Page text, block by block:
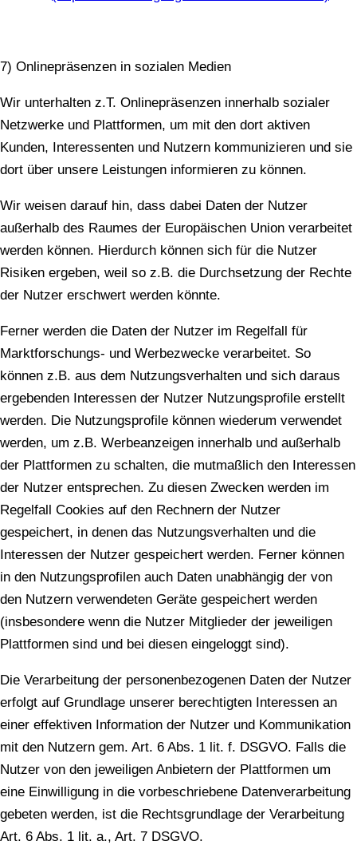
7) Onlinepräsenzen in sozialen Medien
Wir unterhalten z.T. Onlinepräsenzen innerhalb sozialer
Netzwerke und Plattformen, um mit den dort aktiven
Kunden, Interessenten und Nutzern kommunizieren und sie
dort über unsere Leistungen informieren zu können.
Wir weisen darauf hin, dass dabei Daten der Nutzer
außerhalb des Raumes der Europäischen Union verarbeitet
werden können. Hierdurch können sich für die Nutzer
Risiken ergeben, weil so z.B. die Durchsetzung der Rechte
der Nutzer erschwert werden könnte.
Ferner werden die Daten der Nutzer im Regelfall für
Marktforschungs- und Werbezwecke verarbeitet. So
können z.B. aus dem Nutzungsverhalten und sich daraus
ergebenden Interessen der Nutzer Nutzungsprofile erstellt
werden. Die Nutzungsprofile können wiederum verwendet
werden, um z.B. Werbeanzeigen innerhalb und außerhalb
der Plattformen zu schalten, die mutmaßlich den Interessen
der Nutzer entsprechen. Zu diesen Zwecken werden im
Regelfall Cookies auf den Rechnern der Nutzer
gespeichert, in denen das Nutzungsverhalten und die
Interessen der Nutzer gespeichert werden. Ferner können
in den Nutzungsprofilen auch Daten unabhängig der von
den Nutzern verwendeten Geräte gespeichert werden
(insbesondere wenn die Nutzer Mitglieder der jeweiligen
Plattformen sind und bei diesen eingeloggt sind).
Die Verarbeitung der personenbezogenen Daten der Nutzer
erfolgt auf Grundlage unserer berechtigten Interessen an
einer effektiven Information der Nutzer und Kommunikation
mit den Nutzern gem. Art. 6 Abs. 1 lit. f. DSGVO. Falls die
Nutzer von den jeweiligen Anbietern der Plattformen um
eine Einwilligung in die vorbeschriebene Datenverarbeitung
gebeten werden, ist die Rechtsgrundlage der Verarbeitung
Art. 6 Abs. 1 lit. a., Art. 7 DSGVO.